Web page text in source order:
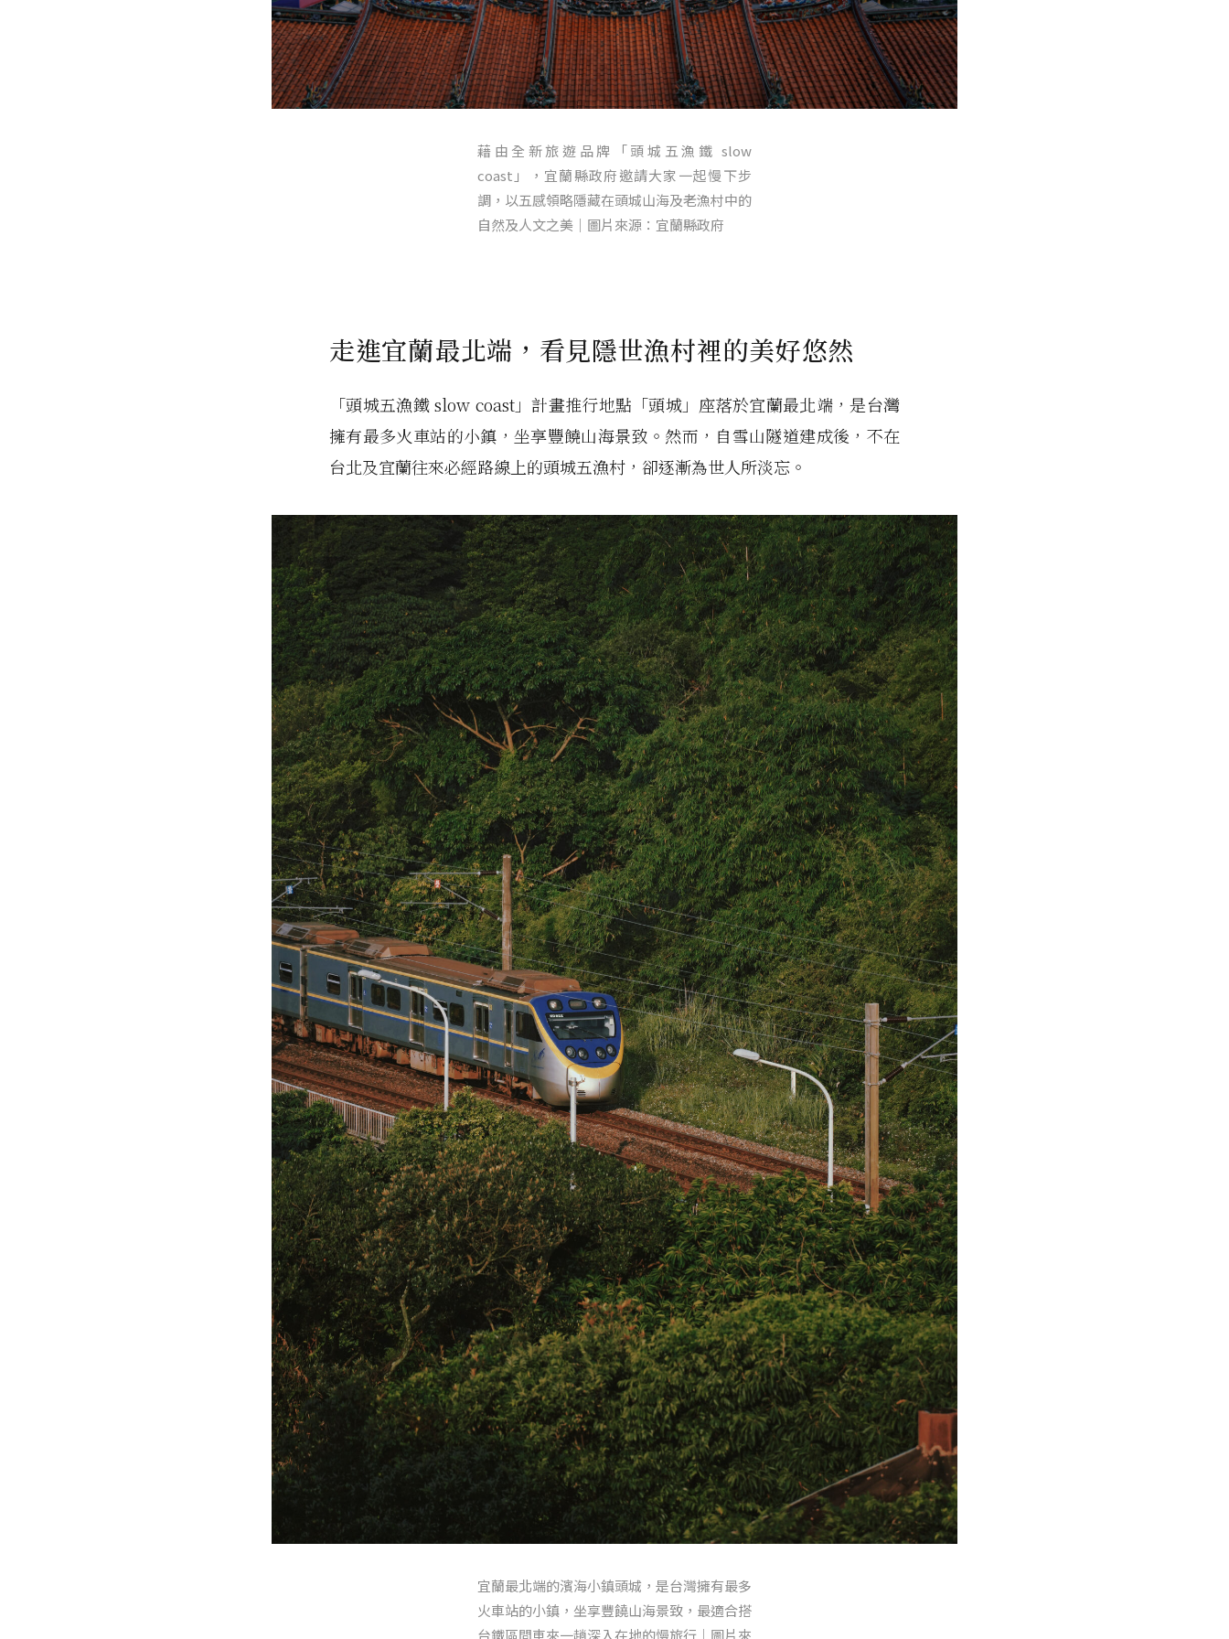
藉由全新旅遊品牌「頭城五漁鐵 slow
coast」，宜蘭縣政府邀請大家一起慢下步
調，以五感領略隱藏在頭城山海及老漁村中的
自然及人文之美｜圖片來源：宜蘭縣政府
走進宜蘭最北端，看見隱世漁村裡的美好悠然
「頭城五漁鐵 slow coast」計畫推行地點「頭城」座落於宜蘭最北端，是台灣
擁有最多火車站的小鎮，坐享豐饒山海景致。然而，自雪山隧道建成後，不在
台北及宜蘭往來必經路線上的頭城五漁村，卻逐漸為世人所淡忘。
宜蘭最北端的濱海小鎮頭城，是台灣擁有最多
火車站的小鎮，坐享豐饒山海景致，最適合搭
台鐵區間車來一趟深入在地的慢旅行｜圖片來